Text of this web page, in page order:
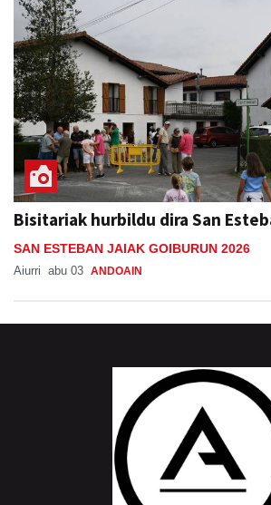
Bisitariak hurbildu dira San
SAN ESTEBAN JAIAK GOIBURUN 2026
Aiurri abu 03 ANDOAIN